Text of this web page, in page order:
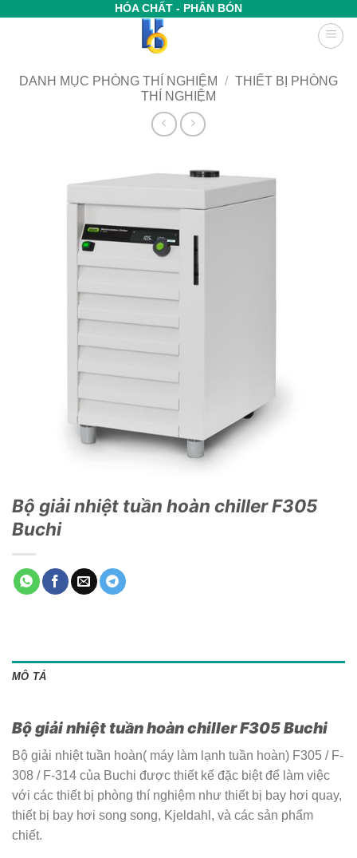
HÓA CHẤT - PHÂN BÓN
DANH MỤC PHÒNG THÍ NGHIỆM / THIẾT BỊ PHÒNG
THÍ NGHIỆM
Bộ giải nhiệt tuần hoàn chiller F305
Buchi
MÔ TẢ
Bộ giải nhiệt tuần hoàn chiller F305 Buchi
Bộ giải nhiệt tuần hoàn( máy làm lạnh tuần hoàn) F305 / F-
308 / F-314 của Buchi được thiết kế đặc biệt để làm việc
với các thiết bị phòng thí nghiệm như thiết bị bay hơi quay,
thiết bị bay hơi song song, Kjeldahl, và các sản phẩm
chiết.